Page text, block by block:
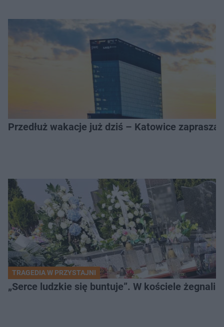
Przedłuż wakacje już dziś – Katowice
TRAGEDIA W PRZYSTAJNI
„Serce ludzkie się buntuje”. W kościele żegnali